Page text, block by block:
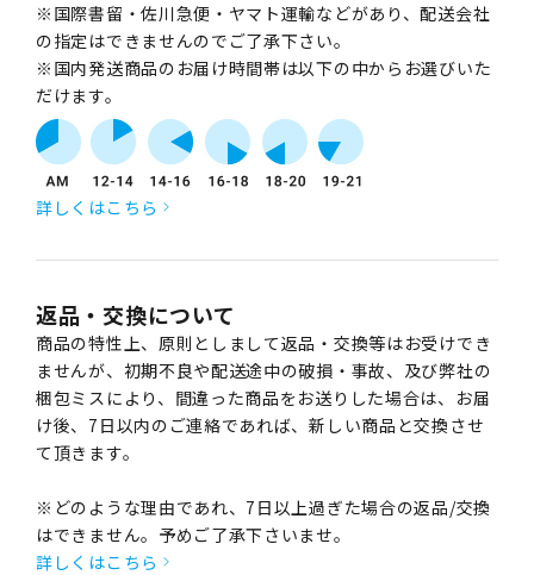
※国際書留・佐川急便・ヤマト運輸などがあり、配送会社
の指定はできませんのでご了承下さい。
※国内発送商品のお届け時間帯は以下の中からお選びいた
だけます。
詳しくはこちら
返品・交換について
商品の特性上、原則としまして返品・交換等はお受けでき
ませんが、初期不良や配送途中の破損・事故、及び弊社の
梱包ミスにより、間違った商品をお送りした場合は、お届
け後、7日以内のご連絡であれば、新しい商品と交換させ
て頂きます。
※どのような理由であれ、7日以上過ぎた場合の返品/交換
はできません。予めご了承下さいませ。
詳しくはこちら